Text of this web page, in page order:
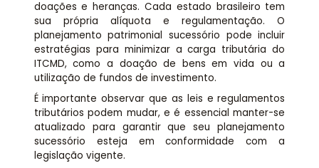
doações e heranças. Cada estado brasileiro tem
sua própria alíquota e regulamentação. O
planejamento patrimonial sucessório pode incluir
estratégias para minimizar a carga tributária do
ITCMD, como a doação de bens em vida ou a
utilização de fundos de investimento.
É importante observar que as leis e regulamentos
tributários podem mudar, e é essencial manter-se
atualizado para garantir que seu planejamento
sucessório esteja em conformidade com a
legislação vigente.